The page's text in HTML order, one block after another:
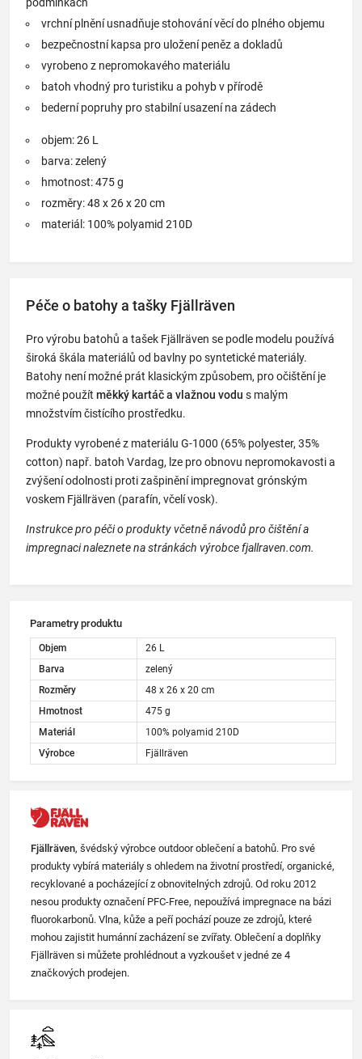
vrchní plnění usnadňuje stohování věcí do plného objemu
bezpečnostní kapsa pro uložení peněz a dokladů
vyrobeno z nepromokavého materiálu
batoh vhodný pro turistiku a pohyb v přírodě
bederní popruhy pro stabilní usazení na zádech
objem: 26 L
barva: zelený
hmotnost: 475 g
rozměry: 48 x 26 x 20 cm
materiál: 100% polyamid 210D
Péče o batohy a tašky Fjällräven
Pro výrobu batohů a tašek Fjällräven se podle modelu používá
široká škála materiálů od bavlny po syntetické materiály.
Batohy není možné prát klasickým způsobem, pro očištění je
možné použít měkký kartáč a vlažnou vodu s malým
množstvím čistícího prostředku.
Produkty vyrobené z materiálu G-1000 (65% polyester, 35%
cotton) např. batoh Vardag, lze pro obnovu nepromokavosti a
zvýšení odolnosti proti zašpinění impregnovat grónským
voskem Fjällräven (parafín, včelí vosk).
Instrukce pro péči o produkty včetně návodů pro čištění a
impregnaci naleznete na stránkách výrobce fjallraven.com.
Parametry produktu
Objem
26 L
Barva
zelený
Rozměry
48 x 26 x 20 cm
Hmotnost
475 g
Materiál
100% polyamid 210D
Výrobce
Fjällräven
Fjällräven, švédský výrobce outdoor oblečení a batohů. Pro své
produkty vybírá materiály s ohledem na životní prostředí, organické,
recyklované a pocházející z obnovitelných zdrojů. Od roku 2012
nesou produkty označení PFC-Free, nepoužívá impregnace na bázi
fluorokarbonů. Vlna, kůže a peří pochází pouze ze zdrojů, které
mohou zajistit humánní zacházení se zvířaty. Oblečení a doplňky
Fjällräven si můžete prohlédnout a vyzkoušet v jedné ze 4
značkových prodejen.